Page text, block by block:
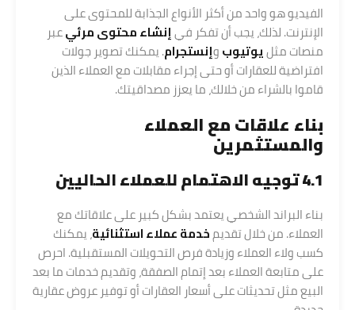
الفيديو هو واحد من أكثر الأنواع الجذابة للمحتوى على
الإنترنت. لذلك، يجب أن تفكر فيإنشاء محتوى مرئيعبر
منصات مثليوتيوبوإنستجرام. يمكنك تصوير جولات
افتراضية للعقارات أو حتى إجراء مقابلات مع العملاء الذين
قاموا بالشراء من خلالك، ما يعزز مصداقيتك.
بناء علاقات مع العملاء
والمستثمرين
4.1 توجيه الاهتمام للعملاء الحاليين
بناء البراند الشخصي يعتمد بشكل كبير على علاقاتك مع
العملاء. من خلال تقديمخدمة عملاء استثنائية، يمكنك
كسب ولاء العملاء وزيادة فرص التحويلات المستقبلية. احرص
على متابعة العملاء بعد إتمام الصفقة، وتقديم خدمات ما بعد
البيع مثل تحديثات على أسعار العقارات أو توفير عروض عقارية